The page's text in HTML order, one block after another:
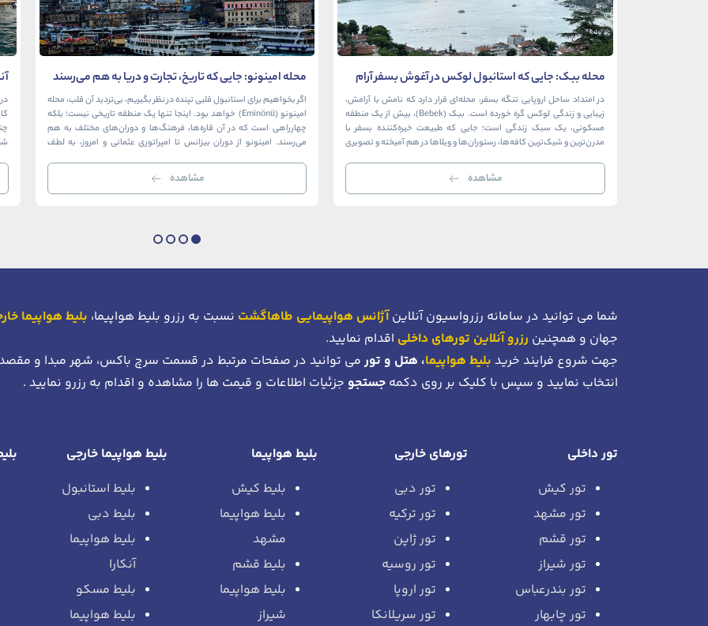
محله ببک: جایی که استانبول لوکس در آغوش بسفر آرام
می‌گیرد
در امتداد ساحل اروپایی تنگه بسفر، محله‌ای قرار دارد که نامش با آرامش،
زیبایی و زندگی لوکس گره خورده است. ببک (Bebek)، بیش از یک منطقه
مسکونی، یک سبک زندگی است؛ جایی که طبیعت خیره‌کننده بسفر با
مدرن‌ترین و شیک‌ترین کافه‌ها، رستوران‌ها و ویلاها در هم آمیخته و تصویری
مشاهده
محله امینونو: جایی که تاریخ، تجارت و دریا به هم می‌رسند
اگر بخواهیم برای استانبول قلبی تپنده در نظر بگیریم، بی‌تردید آن قلب، محله
امینونو (Eminönü) خواهد بود. اینجا تنها یک منطقه تاریخی نیست؛ بلکه
چهارراهی است که در آن قاره‌ها، فرهنگ‌ها و دوران‌های مختلف به هم
می‌رسند. امینونو از دوران بیزانس تا امپراتوری عثمانی و امروز، به لطف
مشاهده
شما می توانید در سامانه رزرواسیون آنلاینآژانس هواپیمایی طاهاگشت نسبت به رزرو بلیط هواپیما، بلیط هواپیما
جهان و همچنین رزرو آنلاین تورهای داخلی اقدام نمایید.
جهت شروع فرایند خرید بلیط هواپیما، هتل و تورمی توانید در صفحات مرتبط در قسمت سرچ باکس، شهر مبدا و
انتخاب نمایید و سپس با کلیک بر روی دکمه جستجو جزئیات اطلاعات و قیمت ها را مشاهده و اقدام به رزرو نمایید .
تور داخلی
تور کیش
تور مشهد
تور قشم
تور شیراز
تور بندرعباس
تور چابهار
تورهای خارجی
تور دبی
تور ترکیه
تور ژاپن
تور روسیه
تور اروپا
تور سریلانکا
بلیط هواپیما
بلیط کیش
بلیط هواپیما
مشهد
بلیط قشم
بلیط هواپیما
شیراز
بلیط هواپیما خارجی
بلیط استانبول
بلیط دبی
بلیط هواپیما
آنکارا
بلیط مسکو
بلیط هواپیما